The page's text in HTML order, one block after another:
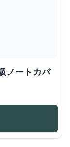
ノートカバ